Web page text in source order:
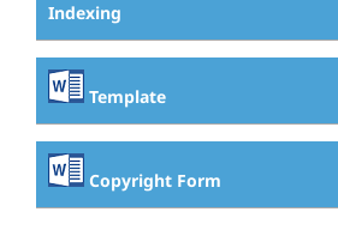
Indexing
Template
Copyright Form